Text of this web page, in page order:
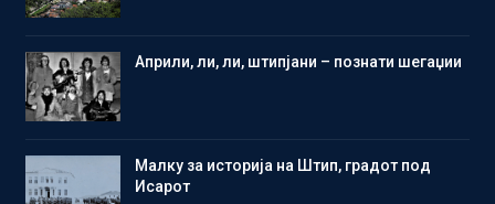
Aприли, ли, ли, штипјани – познати шегаџии
Малку за историја на Штип, градот под
Исарот